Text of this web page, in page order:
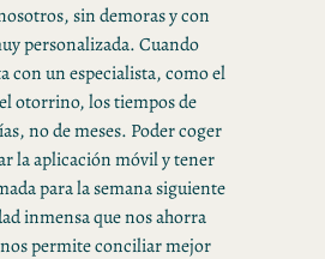
sin demoras y con
personalizada. Cuando
con un especialista, como el
otorrino, los tiempos de
no de meses. Poder coger
la aplicación móvil y tener
para la semana siguiente
inmensa que nos ahorra
permite conciliar mejor